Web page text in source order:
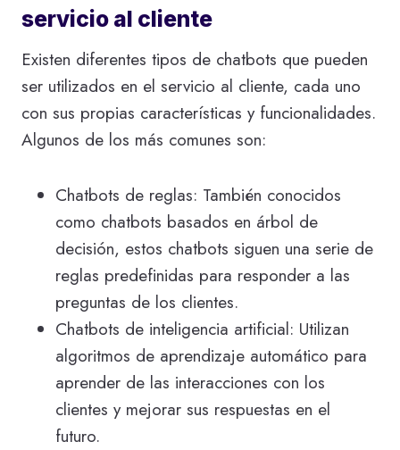
servicio al cliente
Existen diferentes tipos de chatbots que pueden
ser utilizados en el servicio al cliente, cada uno
con sus propias características y funcionalidades.
Algunos de los más comunes son:
Chatbots de reglas: También conocidos
como chatbots basados en árbol de
decisión, estos chatbots siguen una serie de
reglas predefinidas para responder a las
preguntas de los clientes.
Chatbots de inteligencia artificial: Utilizan
algoritmos de aprendizaje automático para
aprender de las interacciones con los
clientes y mejorar sus respuestas en el
futuro.